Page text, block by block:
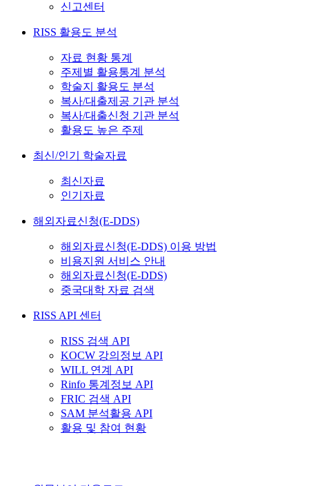
신고센터
RISS 활용도 분석
자료 현황 통계
주제별 활용통계 분석
학술지 활용도 분석
복사/대출제공 기관 분석
복사/대출신청 기관 분석
활용도 높은 주제
최신/인기 학술자료
최신자료
인기자료
해외자료신청(E-DDS)
해외자료신청(E-DDS) 이용 방법
비용지원 서비스 안내
해외자료신청(E-DDS)
중국대학 자료 검색
RISS API 센터
RISS 검색 API
KOCW 강의정보 API
WILL 연계 API
Rinfo 통계정보 API
FRIC 검색 API
SAM 분석활용 API
활용 및 참여 현황